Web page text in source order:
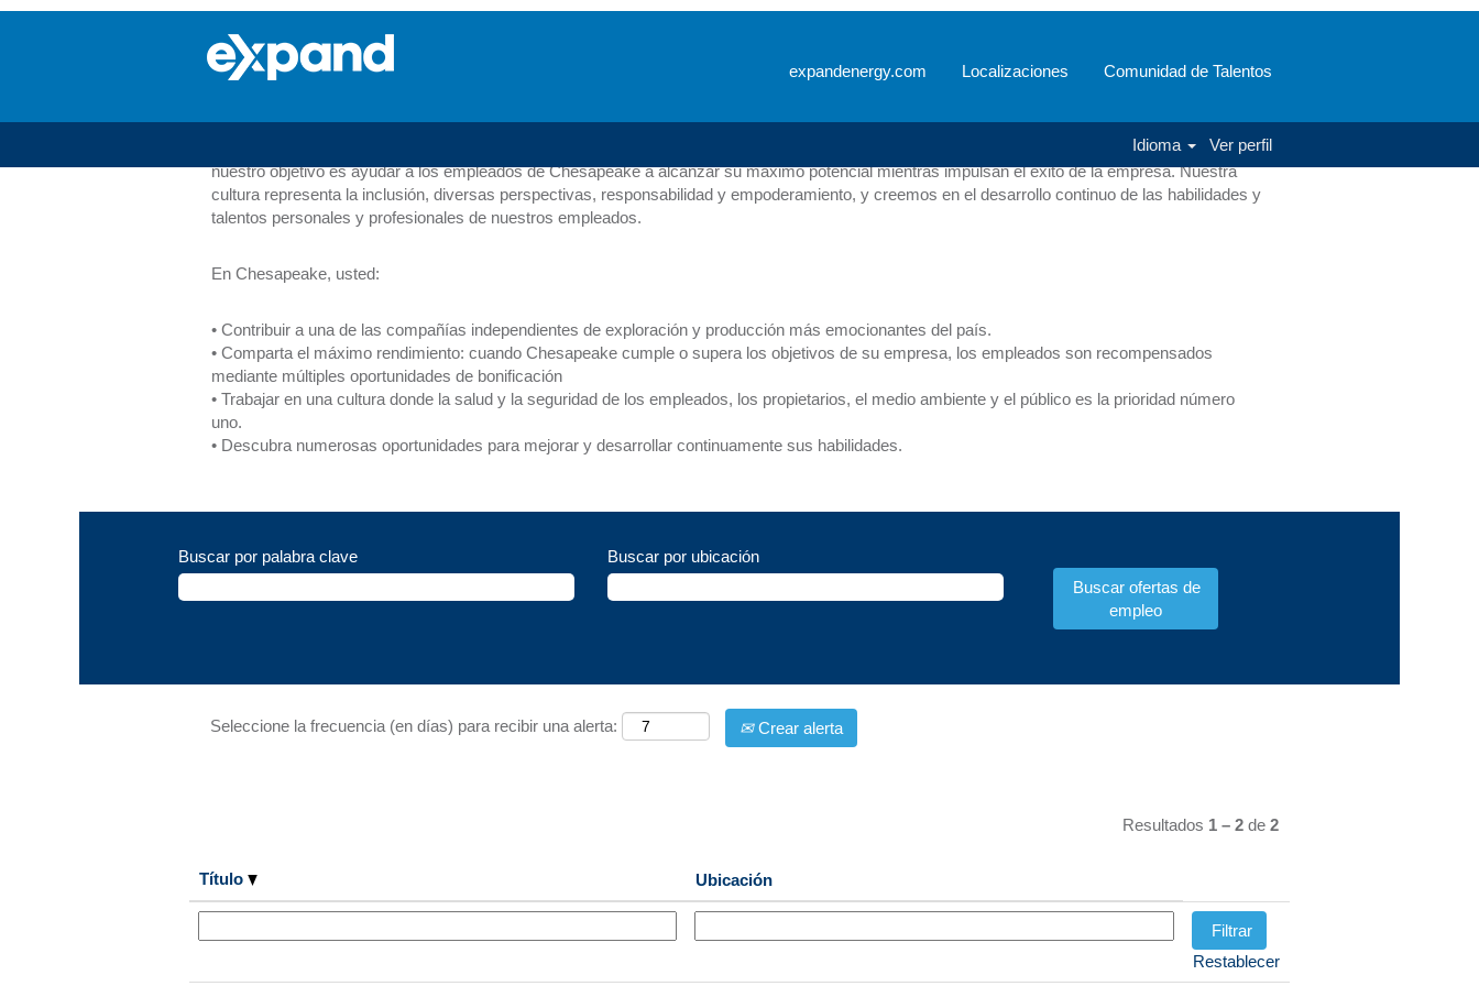
expandenergy.com Localizaciones Comunidad de Talentos
Idioma Ver perfil
Operaciones
Operaciones de Campo
Nuestras posiciones de campo incluyen una variedad de entornos de trabajo, desde oficinas de campo hasta pasar el día atendiendo y
manteniendo nuestros sitios de trabajo. Desde nuestros programas de capacitación hasta nuestras iniciativas de asesoramiento profesional,
nuestro objetivo es ayudar a los empleados de Chesapeake a alcanzar su máximo potencial mientras impulsan el éxito de la empresa. Nuestra
cultura representa la inclusión, diversas perspectivas, responsabilidad y empoderamiento, y creemos en el desarrollo continuo de las habilidades y
talentos personales y profesionales de nuestros empleados.
En Chesapeake, usted:
• Contribuir a una de las compañías independientes de exploración y producción más emocionantes del país.
• Comparta el máximo rendimiento: cuando Chesapeake cumple o supera los objetivos de su empresa, los empleados son recompensados ​​
mediante múltiples oportunidades de bonificación
• Trabajar en una cultura donde la salud y la seguridad de los empleados, los propietarios, el medio ambiente y el público es la prioridad número
uno.
• Descubra numerosas oportunidades para mejorar y desarrollar continuamente sus habilidades.
Buscar por palabra clave Buscar por ubicación
Seleccione la frecuencia (en días) para recibir una alerta: Crear alerta
Resultados 1 – 2 de 2
Título Ubicación
Restablecer